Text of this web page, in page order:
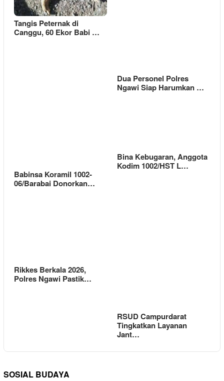
Tangis Peternak di
Canggu, 60 Ekor Babi …
Dua Personel Polres
Ngawi Siap Harumkan …
Babinsa Koramil 1002-
06/Barabai Donorkan…
Bina Kebugaran, Anggota
Kodim 1002/HST L…
Rikkes Berkala 2026,
Polres Ngawi Pastik…
RSUD Campurdarat
Tingkatkan Layanan
Jant…
SOSIAL BUDAYA